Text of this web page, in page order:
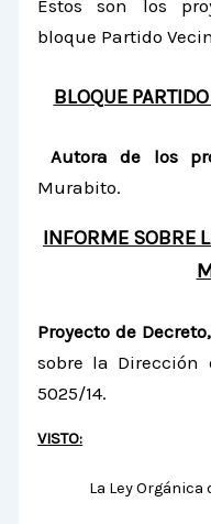
Estos son los
bloque Partido
BLOQUE
Autora de los
Murabito.
INFORME SOBRE
Proyecto de Decreto,
sobre la Dirección
5025/14.
VISTO:
La Ley